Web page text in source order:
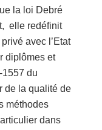
la loi Debré
elle redéfinit
avec l’Etat
diplômes et
1557 du
de la qualité de
méthodes
dans